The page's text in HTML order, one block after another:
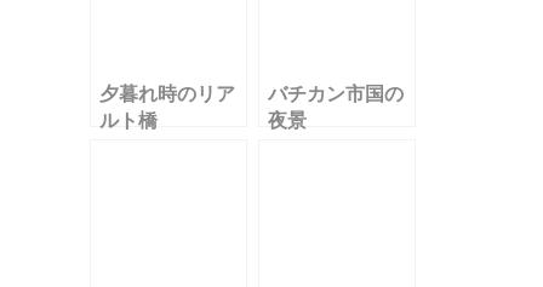
夕暮れ時のリア
ルト橋
バチカン市国の
夜景